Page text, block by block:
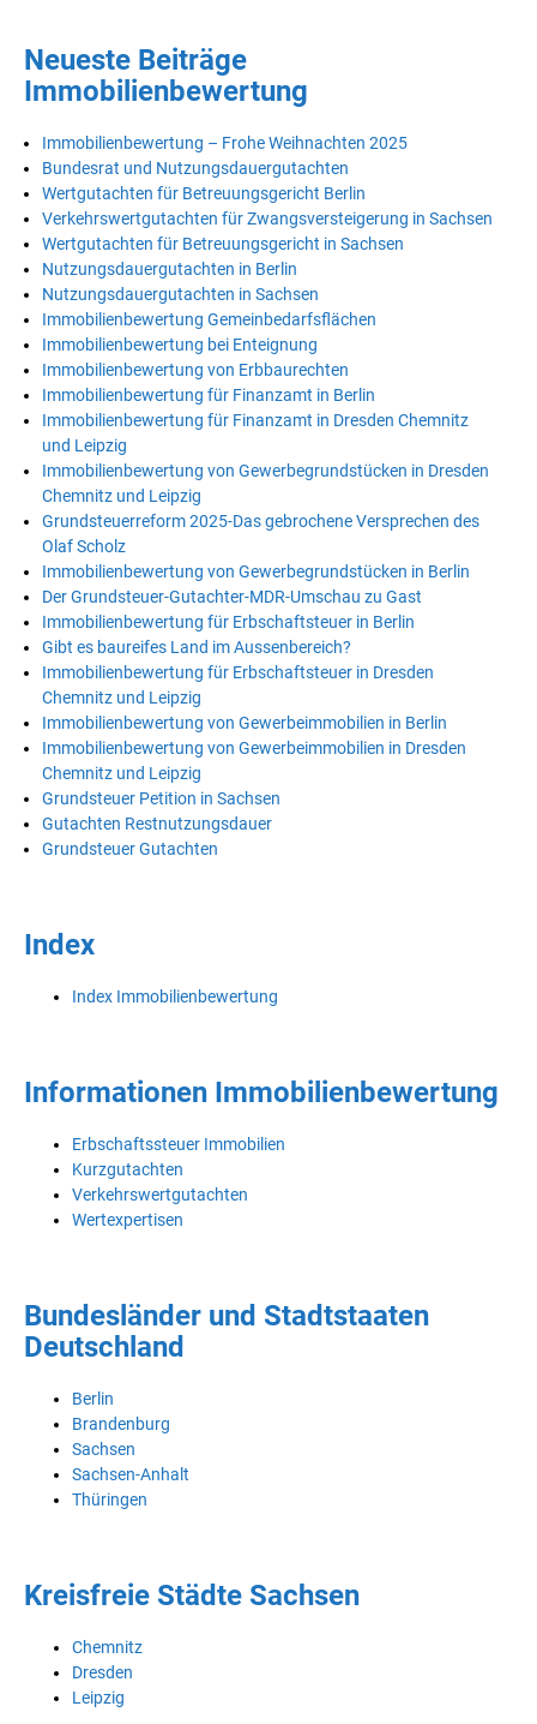
Neueste Beiträge
Immobilienbewertung
Immobilienbewertung – Frohe Weihnachten 2025
Bundesrat und Nutzungsdauergutachten
Wertgutachten für Betreuungsgericht Berlin
Verkehrswertgutachten für Zwangsversteigerung in Sachsen
Wertgutachten für Betreuungsgericht in Sachsen
Nutzungsdauergutachten in Berlin
Nutzungsdauergutachten in Sachsen
Immobilienbewertung Gemeinbedarfsflächen
Immobilienbewertung bei Enteignung
Immobilienbewertung von Erbbaurechten
Immobilienbewertung für Finanzamt in Berlin
Immobilienbewertung für Finanzamt in Dresden Chemnitz
und Leipzig
Immobilienbewertung von Gewerbegrundstücken in Dresden
Chemnitz und Leipzig
Grundsteuerreform 2025-Das gebrochene Versprechen des
Olaf Scholz
Immobilienbewertung von Gewerbegrundstücken in Berlin
Der Grundsteuer-Gutachter-MDR-Umschau zu Gast
Immobilienbewertung für Erbschaftsteuer in Berlin
Gibt es baureifes Land im Aussenbereich?
Immobilienbewertung für Erbschaftsteuer in Dresden
Chemnitz und Leipzig
Immobilienbewertung von Gewerbeimmobilien in Berlin
Immobilienbewertung von Gewerbeimmobilien in Dresden
Chemnitz und Leipzig
Grundsteuer Petition in Sachsen
Gutachten Restnutzungsdauer
Grundsteuer Gutachten
Index
Index Immobilienbewertung
Informationen Immobilienbewertung
Erbschaftssteuer Immobilien
Kurzgutachten
Verkehrswertgutachten
Wertexpertisen
Bundesländer und Stadtstaaten
Deutschland
Berlin
Brandenburg
Sachsen
Sachsen-Anhalt
Thüringen
Kreisfreie Städte Sachsen
Chemnitz
Dresden
Leipzig